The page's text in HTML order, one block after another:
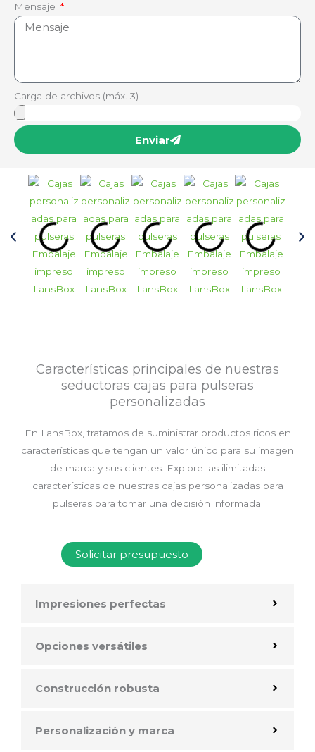
Mensaje
Carga de archivos (máx. 3)
Enviar
Características principales de nuestras
seductoras cajas para pulseras
personalizadas
En LansBox, tratamos de suministrar productos ricos en
características que tengan un valor único para su imagen
de marca y sus clientes. Explore las ilimitadas
características de nuestras cajas personalizadas para
pulseras para tomar una decisión informada.
Solicitar presupuesto
Impresiones perfectas
Opciones versátiles
Construcción robusta
Personalización y marca